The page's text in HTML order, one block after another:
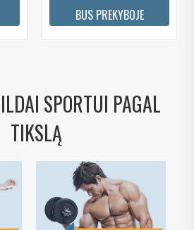
BUS PREKYBOJE
SPORTUI PAGAL
TIKSLĄ